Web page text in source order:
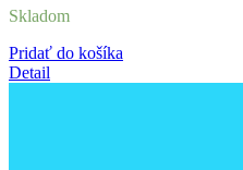
Skladom
Pridať do košíka
Detail